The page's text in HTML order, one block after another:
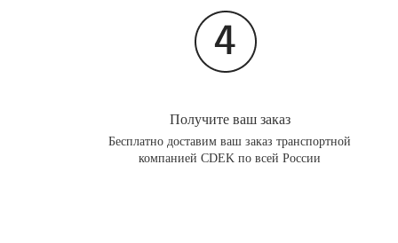
Получите ваш заказ
Бесплатно доставим ваш заказ транспортной
компанией CDEK по всей России